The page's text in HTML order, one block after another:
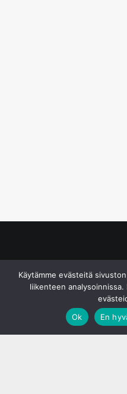
Käytämme evästeitä
liikenteen
Ok
En